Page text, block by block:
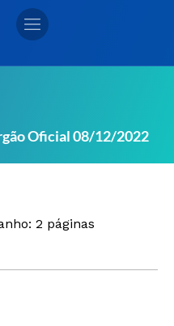
Oficial 08/12/2022
2 páginas